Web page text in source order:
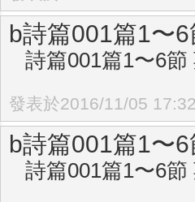
b詩篇001篇1〜
詩篇001篇1〜6
發表於2016/11/05
b詩篇001篇1〜
詩篇001篇1〜6